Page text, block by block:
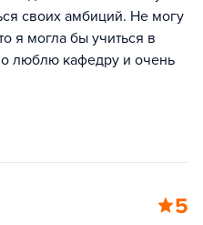
своих амбиций. Не могу
я могла бы учиться в
люблю кафедру и очень
5